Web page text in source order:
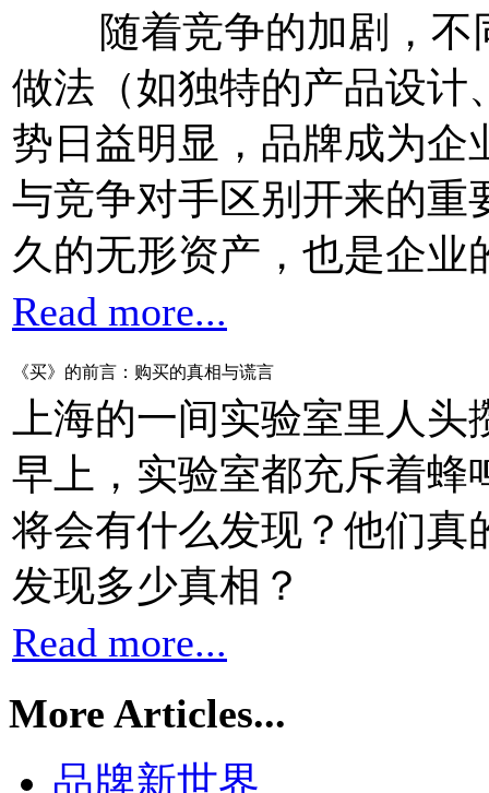
随着竞争的加剧，不
做法（如独特的产品设计
势日益明显，品牌成为企
与竞争对手区别开来的重
久的无形资产，也是企业
Read more...
《买》的前言：购买的真相与谎言
上海的一间实验室里人
早上，实验室都充斥着蜂
将会有什么发现？他们真
发现多少真相？
Read more...
More Articles...
品牌新世界